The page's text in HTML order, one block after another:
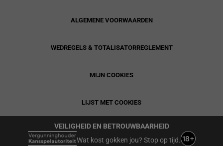
ALGEMENE VOORWAARDEN
WEDREGELS & TOTALISATORREGLEMENT
MIJN COOKIES
LIJST MET COOKIES
VEILIGHEID EN BETROUWBAARHEID
Wat kost gokken jou? Stop op tijd.